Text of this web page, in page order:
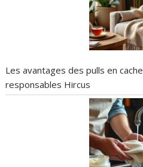
Les avantages des pulls en
responsables Hircus